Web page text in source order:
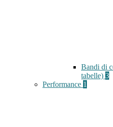
Bandi di
tabelle) 3
Performance 1